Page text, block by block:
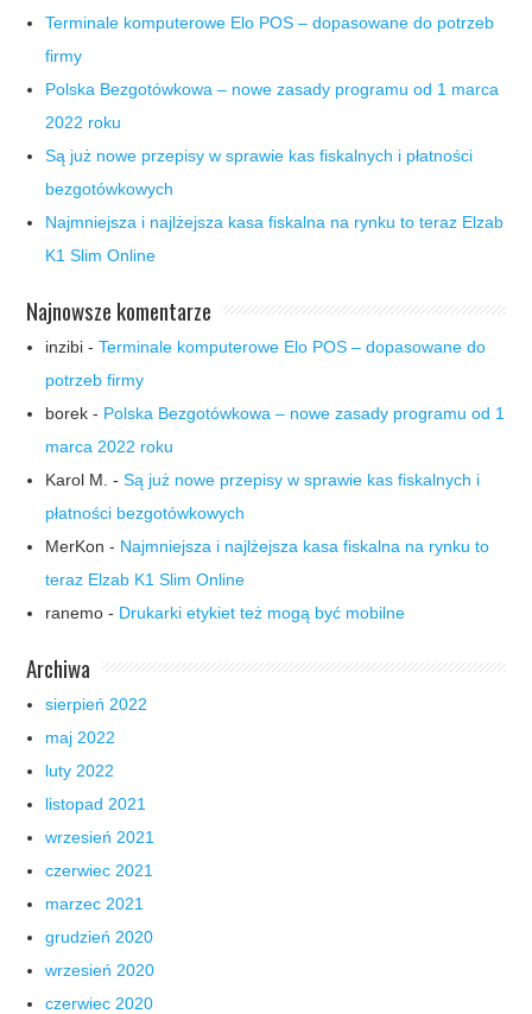
Terminale komputerowe Elo POS – dopasowane do potrzeb
firmy
Polska Bezgotówkowa – nowe zasady programu od 1 marca
2022 roku
Są już nowe przepisy w sprawie kas fiskalnych i płatności
bezgotówkowych
Najmniejsza i najlżejsza kasa fiskalna na rynku to teraz Elzab
K1 Slim Online
Najnowsze komentarze
inzibi -Terminale komputerowe Elo POS – dopasowane do
potrzeb firmy
borek - Polska Bezgotówkowa – nowe zasady programu od 1
marca 2022 roku
Karol M. -Są już nowe przepisy w sprawie kas fiskalnych i
płatności bezgotówkowych
MerKon - Najmniejsza i najlżejsza kasa fiskalna na rynku to
teraz Elzab K1 Slim Online
ranemo - Drukarki etykiet też mogą być mobilne
Archiwa
sierpień 2022
maj 2022
luty 2022
listopad 2021
wrzesień 2021
czerwiec 2021
marzec 2021
grudzień 2020
wrzesień 2020
czerwiec 2020